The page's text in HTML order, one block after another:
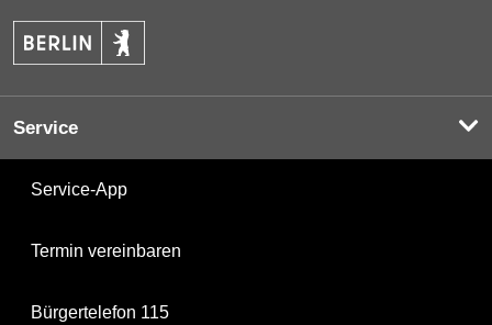
Service
Service-App
Termin vereinbaren
Bürgertelefon 115